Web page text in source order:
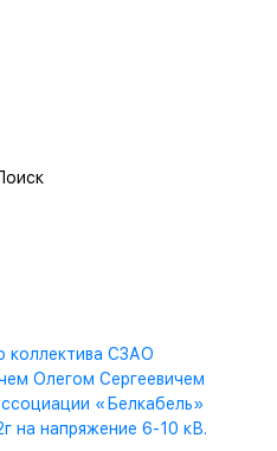
коллектива СЗАО
Олегом Сергеевичем
«Белкабель»
на напряжение 6-10 кВ.